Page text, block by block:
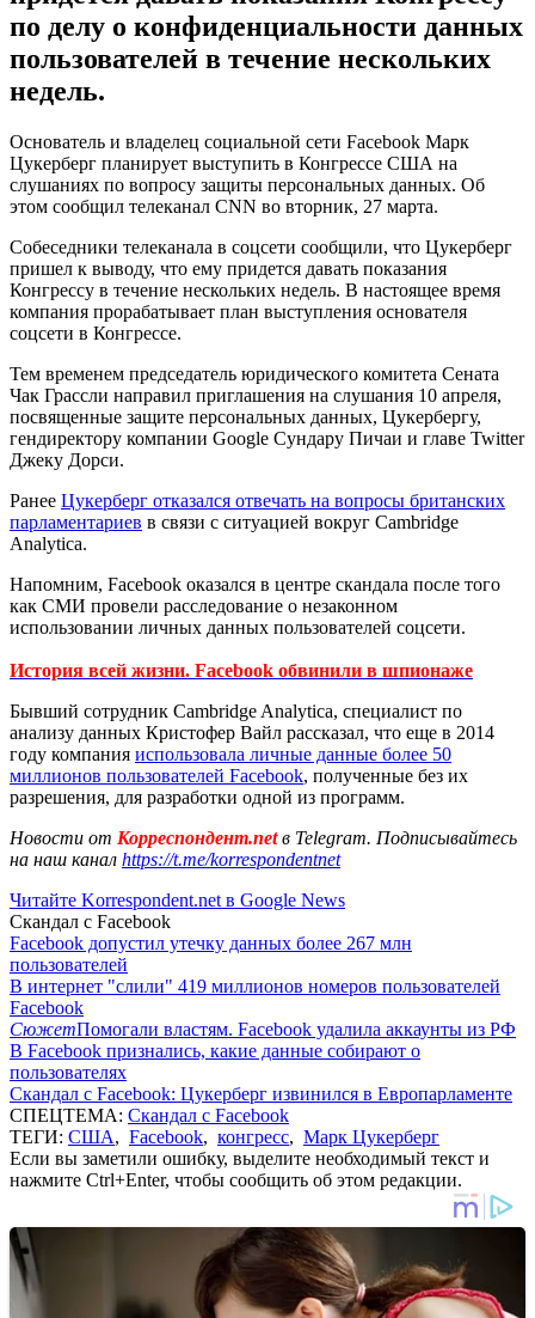
по делу о конфиденциальности данных
пользователей в течение нескольких
недель.
Основатель и владелец социальной сети Facebook Марк
Цукерберг планирует выступить в Конгрессе США на
слушаниях по вопросу защиты персональных данных. Об
этом сообщил телеканал CNN во вторник, 27 марта.
Собеседники телеканала в соцсети сообщили, что Цукерберг
пришел к выводу, что ему придется давать показания
Конгрессу в течение нескольких недель. В настоящее время
компания прорабатывает план выступления основателя
соцсети в Конгрессе.
Тем временем председатель юридического комитета Сената
Чак Грассли направил приглашения на слушания 10 апреля,
посвященные защите персональных данных, Цукербергу,
гендиректору компании Google Сундару Пичаи и главе Twitter
Джеку Дорси.
Ранее Цукерберг отказался отвечать на вопросы британских
парламентариев в связи с ситуацией вокруг Cambridge
Analytica.
Напомним, Facebook оказался в центре скандала после того
как СМИ провели расследование о незаконном
использовании личных данных пользователей соцсети.
История всей жизни. Facebook обвинили в шпионаже
Бывший сотрудник Cambridge Analytica, специалист по
анализу данных Кристофер Вайл рассказал, что еще в 2014
году компания использовала личные данные более 50
миллионов пользователей Facebook, полученные без их
разрешения, для разработки одной из программ.
Новости от Корреспондент.netв Telegram. Подписывайтесь
на наш канал https://t.me/korrespondentnet
Читайте Korrespondent.net в Google News
Скандал с Facebook
Facebook допустил утечку данных более 267 млн
пользователей
В интернет "слили" 419 миллионов номеров пользователей
Facebook
СюжетПомогали властям. Facebook удалила аккаунты из РФ
В Facebook признались, какие данные собирают о
пользователях
Скандал с Facebook: Цукерберг извинился в Европарламенте
СПЕЦТЕМА: Скандал с Facebook
ТЕГИ: США, Facebook, конгресс, Марк Цукерберг
Если вы заметили ошибку, выделите необходимый текст и
нажмите Ctrl+Enter, чтобы сообщить об этом редакции.